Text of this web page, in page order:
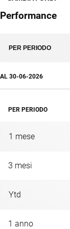
Performance
PER PERIODO
AL 30-06-2026
PER PERIODO
1 mese
3 mesi
Ytd
1 anno